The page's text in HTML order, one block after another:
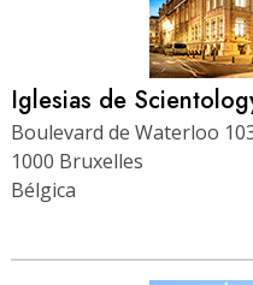
Iglesias de
Boulevard de Waterloo
1000 Bruxelles
Bélgica